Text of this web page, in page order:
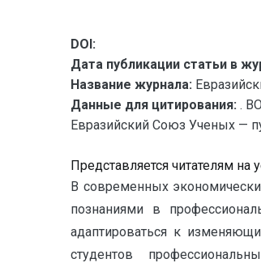
DOI:
Дата публикации статьи в
Название журнала:
Данные для цитирования: .
Евразийский Союз Ученых —
Представляется читателям на
В современных
познаниями в
адаптироваться к
студентов